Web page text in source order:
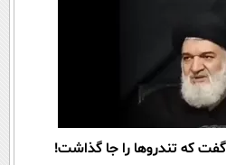
که تندروها را جا گذاشت!